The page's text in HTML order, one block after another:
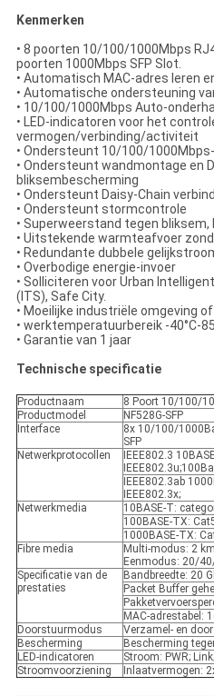
Kenmerken
• 8 poorten 10/100/1000Mbps
poorten 1000Mbps SFP Slot.
• Automatisch MAC-adres leren
• Automatische ondersteuning
• 10/100/1000Mbps Auto-
• LED-indicatoren voor het
vermogen/verbinding/activiteit
• Ondersteunt 10/100/
• Ondersteunt wandmontage en
bliksembescherming
• Ondersteunt Daisy-Chain
• Ondersteunt stormcontrole
• Superweerstand tegen bliksem,
• Uitstekende warmteafvoer
• Redundante dubbele
• Overbodige energie-invoer
• Solliciteren voor Urban
(ITS), Safe City.
• Moeilijke industriële omgeving
• werktemperatuurbereik -40°C-
• Garantie van 1 jaar
Technische specificatie
Productnaam
8 Poort 10/100/
Productmodel
NF528G-SFP
Interface
8x 10/100/
SFP
Netwerkprotocollen
IEEE802.3
IEEE802.3ab
IEEE802.3x;
Netwerkmedia
10BASE-T:
100BASE-TX:
1000BASE-TX:
Fibre media
Multi-modus: 2 km
Eenmodus: 20/
Specificatie van de
prestaties
Bandbreedte: 20
Packet Buffer
MAC-adrestabel:
Doorstuurmodus
Verzamel- en
Bescherming
Bescherming
LED-indicatoren
Stroom: PWR;
Stroomvoorziening
Inlaatvermogen: